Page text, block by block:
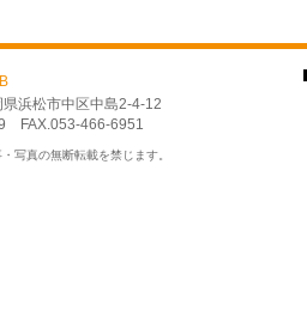
浜松市中区中島2-4-12
FAX.053-466-6951
写真の無断転載を禁じます。